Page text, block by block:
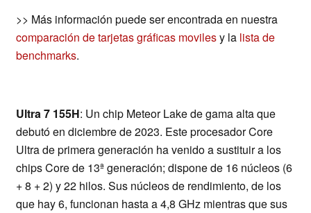
>> Más información puede ser encontrada en nuestra
comparación de tarjetas gráficas movilesy la lista de
benchmarks.
Ultra 7 155H: Un chip Meteor Lake de gama alta que
debutó en diciembre de 2023. Este procesador Core
Ultra de primera generación ha venido a sustituir a los
chips Core de 13ª generación; dispone de 16 núcleos (6
+ 8 + 2) y 22 hilos. Sus núcleos de rendimiento, de los
que hay 6, funcionan hasta a 4,8 GHz mientras que sus